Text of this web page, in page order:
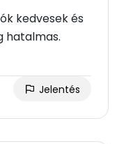
kedvesek és
hatalmas.
Jelentés